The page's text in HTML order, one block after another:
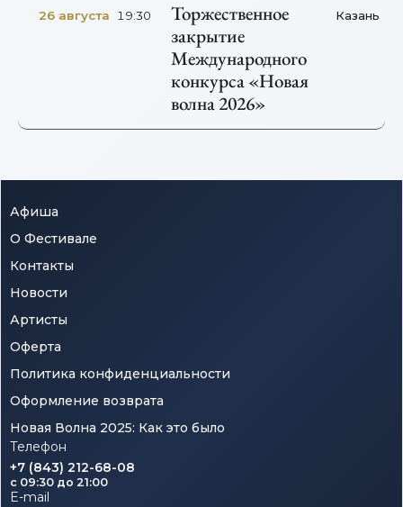
26 августа 19:30
Торжественное
закрытие
Международного
конкурса «Новая
волна 2026»
Казань
Афиша
О Фестивале
Контакты
Новости
Артисты
Оферта
Политика конфиденциальности
Оформление возврата
Новая Волна 2025: Как это было
Телефон
+7 (843) 212-68-08
c 09:30 до 21:00
E-mail